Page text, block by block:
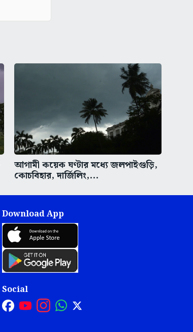
আগামী কয়েক ঘণ্টার মধ্যে জলপাইগুড়ি,
কোচবিহার, দার্জিলিং,...
Download App
Social